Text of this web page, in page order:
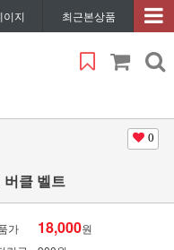
이지 최근본상품
0
클 벨트
가 18,000원